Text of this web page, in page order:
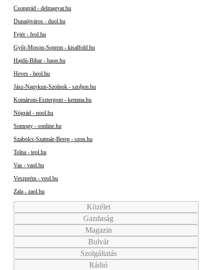
Csongrád - delmagyar.hu
Dunaújváros - duol.hu
Fejér - feol.hu
Győr-Moson-Sopron - kisalfold.hu
Hajdú-Bihar - haon.hu
Heves - heol.hu
Jász-Nagykun-Szolnok - szoljon.hu
Komárom-Esztergom - kemma.hu
Nógrád - nool.hu
Somogy - sonline.hu
Szabolcs-Szatmár-Bereg - szon.hu
Tolna - teol.hu
Vas - vaol.hu
Veszprém - veol.hu
Zala - zaol.hu
Közélet
Gazdaság
Magazin
Bulvár
Szolgáltatás
Rádió